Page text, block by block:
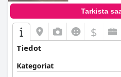
Tarkista
$
Tiedot
Kategoriat